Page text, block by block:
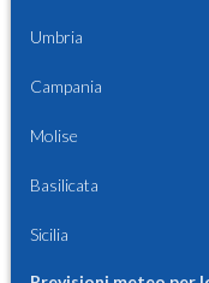
Umbria
Campania
Molise
Basilicata
Sicilia